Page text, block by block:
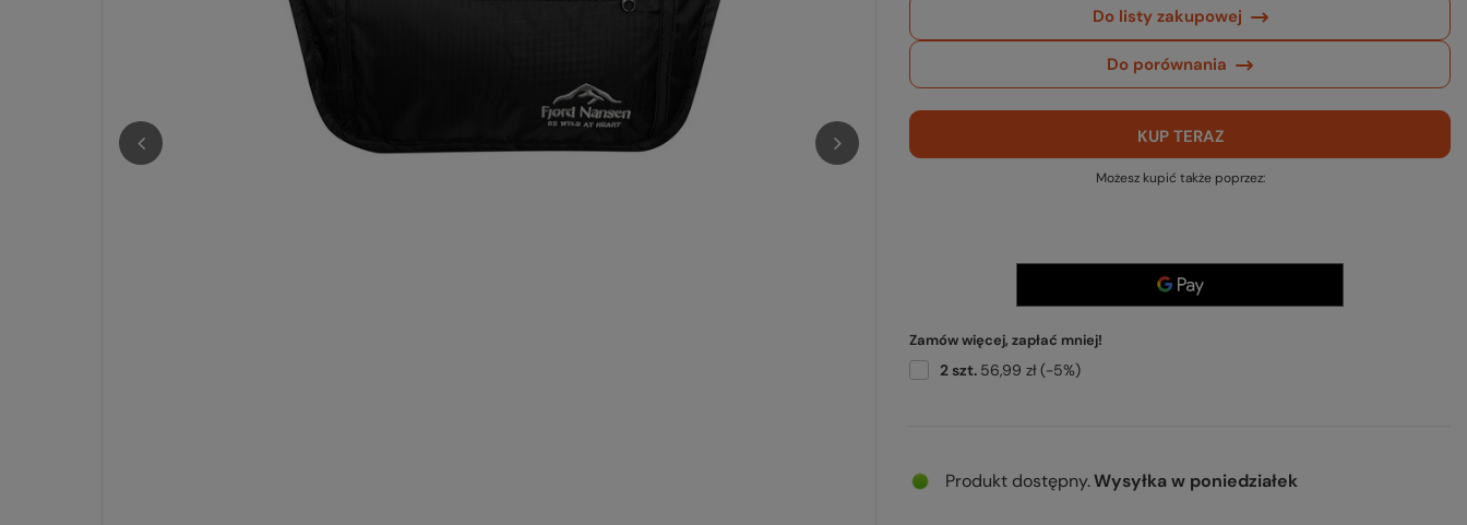
Do listy zakupowej
Do porównania
KUP TERAZ
Możesz kupić także poprzez:
Zamów więcej, zapłać mniej!
2szt. 56,99 zł(-5%)
Produkt dostępny Wysyłkaw poniedziałek